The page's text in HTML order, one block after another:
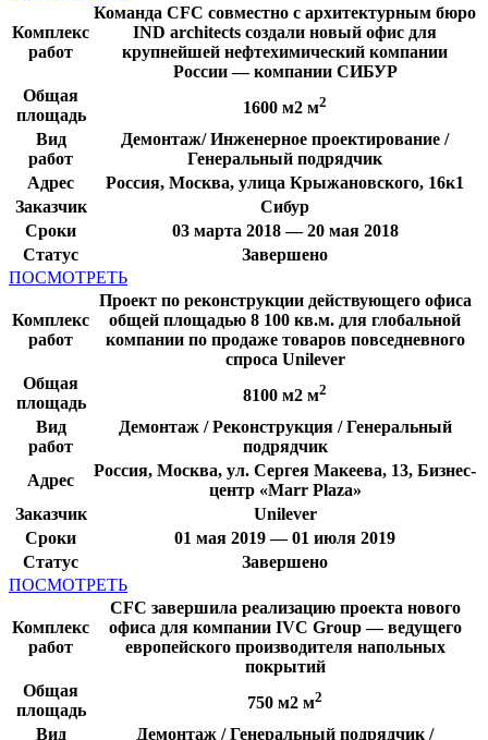
Комплекс
работ
Команда CFC совместно с архитектурным бюро
IND architects создали новый офис для
крупнейшей нефтехимический компании
России — компании СИБУР
Общая
площадь
1600 м2 м2
Вид
работ
Демонтаж/ Инженерное проектирование /
Генеральный подрядчик
Адрес
Россия, Москва, улица Крыжановского, 16к1
Заказчик
Сибур
Сроки
03 марта 2018 — 20 мая 2018
Статус
Завершено
ПОСМОТРЕТЬ
Комплекс
работ
Проект по реконструкции действующего офиса
общей площадью 8 100 кв.м. для глобальной
компании по продаже товаров повседневного
спроса Unilever
Общая
площадь
8100 м2 м2
Вид
работ
Демонтаж / Реконструкция / Генеральный
подрядчик
Адрес
Россия, Москва, ул. Сергея Макеева, 13, Бизнес-
центр «Marr Plaza»
Заказчик
Unilever
Сроки
01 мая 2019 — 01 июля 2019
Статус
Завершено
ПОСМОТРЕТЬ
Комплекс
работ
CFC завершила реализацию проекта нового
офиса для компании IVC Group — ведущего
европейского производителя напольных
покрытий
Общая
площадь
750 м2 м2
Вид
Демонтаж / Генеральный подрядчик /